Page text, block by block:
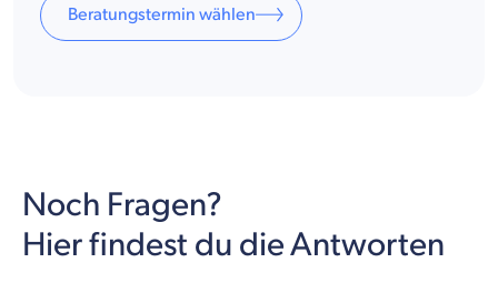
Beratungstermin wählen
Noch Fragen?
Hier findest du die Antworten